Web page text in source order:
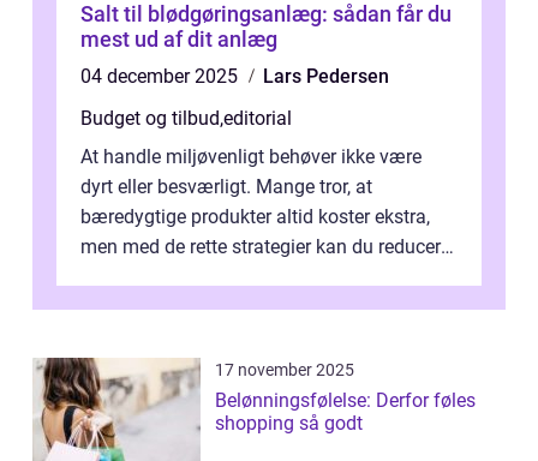
Salt til blødgøringsanlæg: sådan får du
mest ud af dit anlæg
04 december 2025
Lars Pedersen
Budget og tilbud,editorial
At handle miljøvenligt behøver ikke være
dyrt eller besværligt. Mange tror, at
bæredygtige produkter altid koster ekstra,
men med de rette strategier kan du reducere
17 november 2025
Belønningsfølelse: Derfor føles
shopping så godt